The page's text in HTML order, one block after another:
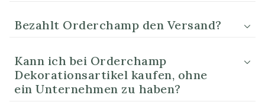
Bezahlt Orderchamp den Versand?
Kann ich bei Orderchamp
Dekorationsartikel kaufen, ohne
ein Unternehmen zu haben?